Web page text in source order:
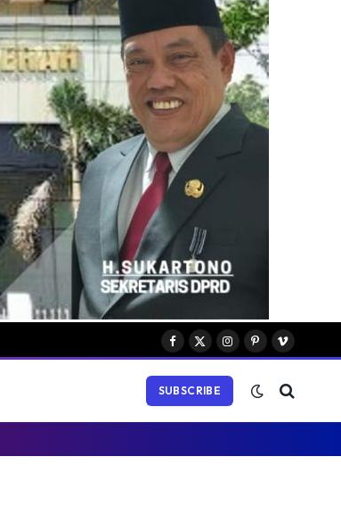
Facebook
X
Instagram
PinterestVimeo
SUBSCRIBE